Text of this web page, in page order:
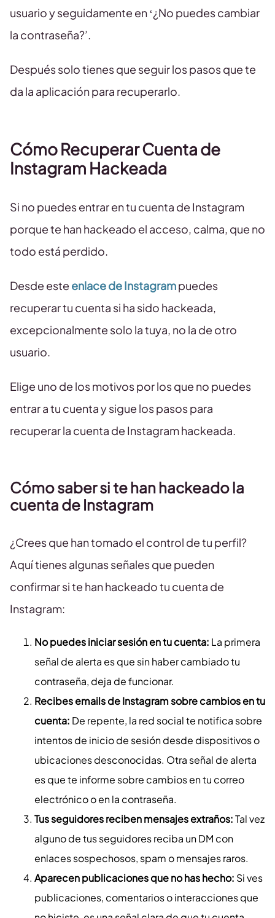
usuario y seguidamente en ‘¿No puedes cambiar
la contraseña?’.
Después solo tienes que seguir los pasos que te
da la aplicación para recuperarlo.
Cómo Recuperar Cuenta de
Instagram Hackeada
Si no puedes entrar en tu cuenta de Instagram
porque te han hackeado el acceso, calma, que no
todo está perdido.
Desde este enlace de Instagrampuedes
recuperar tu cuenta si ha sido hackeada,
excepcionalmente solo la tuya, no la de otro
usuario.
Elige uno de los motivos por los que no puedes
entrar a tu cuenta y sigue los pasos para
recuperar la cuenta de Instagram hackeada.
Cómo saber si te han hackeado la
cuenta de Instagram
¿Crees que han tomado el control de tu perfil?
Aquí tienes algunas señales que pueden
confirmar si te han hackeado tu cuenta de
Instagram:
No puedes iniciar sesión en tu cuenta: La primera
señal de alerta es que sin haber cambiado tu
contraseña, deja de funcionar.
Recibes emails de Instagram sobre cambios en tu
cuenta: De repente, la red social te notifica sobre
intentos de inicio de sesión desde dispositivos o
ubicaciones desconocidas. Otra señal de alerta
es que te informe sobre cambios en tu correo
electrónico o en la contraseña.
Tus seguidores reciben mensajes extraños:Tal vez
alguno de tus seguidores reciba un DM con
enlaces sospechosos, spam o mensajes raros.
Aparecen publicaciones que no has hecho: Si ves
publicaciones, comentarios o interacciones que